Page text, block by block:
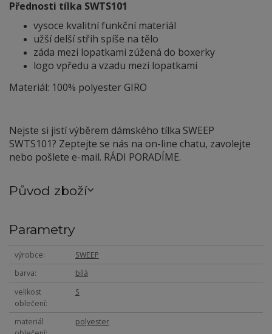
Přednosti tílka SWTS101
vysoce kvalitní funkční materiál
užší delší střih spíše na tělo
záda mezi lopatkami zúžená do boxerky
logo vpředu a vzadu mezi lopatkami
Materiál: 100% polyester GIRO
Nejste si jistí výběrem dámského tílka SWEEP
SWTS101? Zeptejte se nás na on-line chatu, zavolejte
nebo pošlete e-mail. RÁDI PORADÍME.
Původ zboží
Parametry
výrobce
SWEEP
barva
bílá
velikost
oblečení
S
materiál
polyester